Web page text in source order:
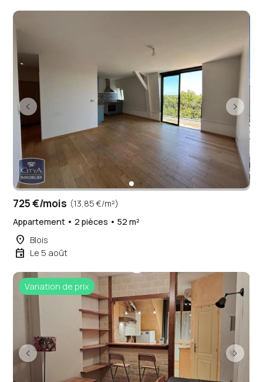
725 €/mois (13,85 €/m²)
Appartement • 2 pièces • 52 m²
place Blois
event Le 5 août
Variation de prix